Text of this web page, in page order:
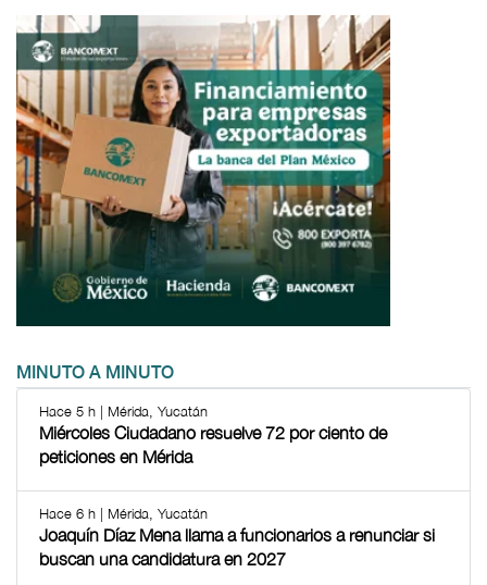
MINUTO A MINUTO
Hace 5 h | Mérida, Yucatán
Miércoles Ciudadano resuelve 72 por ciento de
peticiones en Mérida
Hace 6 h | Mérida, Yucatán
Joaquín Díaz Mena llama a funcionarios a renunciar si
buscan una candidatura en 2027